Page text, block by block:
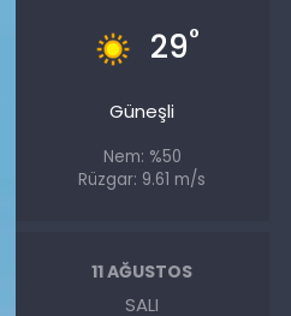
29°
Güneşli
Nem: %50
Rüzgar: 9.61 m/s
11 AĞUSTOS
SALI